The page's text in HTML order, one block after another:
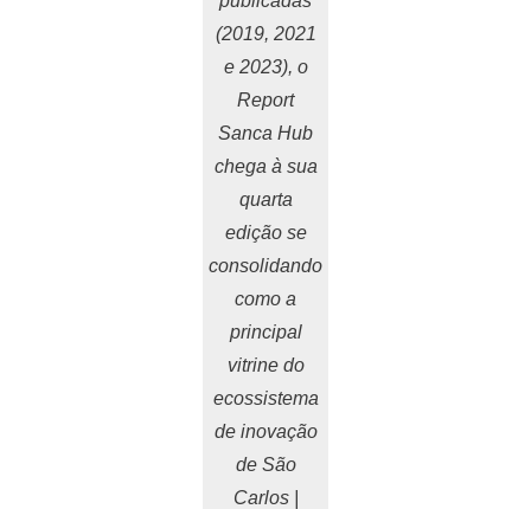
(2019, 2021
e 2023), o
Report
Sanca Hub
chega à sua
quarta
edição se
consolidando
como a
principal
vitrine do
ecossistema
de inovação
de São
Carlos |